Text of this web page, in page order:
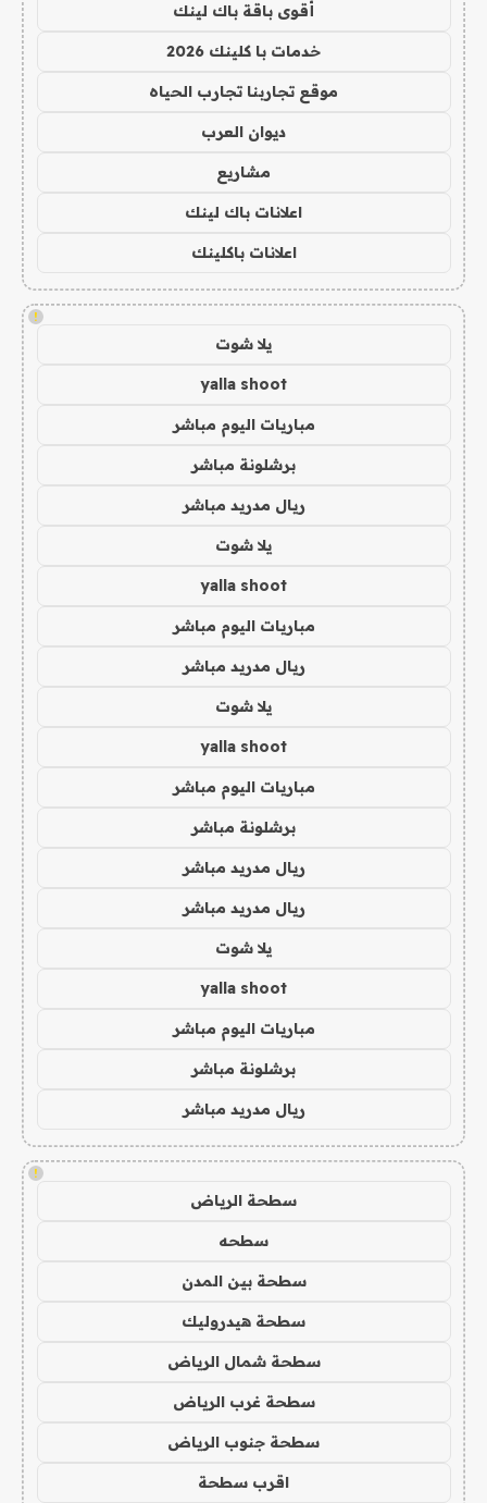
أقوى باقة باك لينك
خدمات با كلينك 2026
موقع تجاربنا تجارب الحياه
ديوان العرب
مشاريع
اعلانات باك لينك
اعلانات باكلينك
!
يلا شوت
yalla shoot
مباريات اليوم مباشر
برشلونة مباشر
ريال مدريد مباشر
يلا شوت
yalla shoot
مباريات اليوم مباشر
ريال مدريد مباشر
يلا شوت
yalla shoot
مباريات اليوم مباشر
برشلونة مباشر
ريال مدريد مباشر
ريال مدريد مباشر
يلا شوت
yalla shoot
مباريات اليوم مباشر
برشلونة مباشر
ريال مدريد مباشر
!
سطحة الرياض
سطحه
سطحة بين المدن
سطحة هيدروليك
سطحة شمال الرياض
سطحة غرب الرياض
سطحة جنوب الرياض
اقرب سطحة